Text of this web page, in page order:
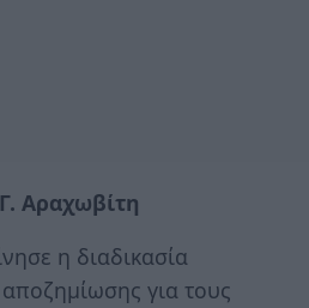
Αραχωβίτη
η διαδικασία
για τους